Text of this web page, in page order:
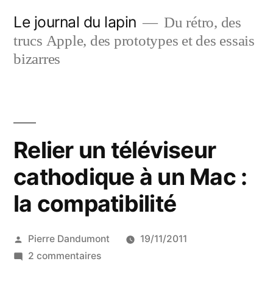
contenu
Le journal du lapin
Du rétro, des
trucs Apple, des prototypes et des essais
bizarres
Relier un téléviseur
cathodique à un Mac :
la compatibilité
Publié
par
Pierre Dandumont
19/11/2011
2 commentairessur